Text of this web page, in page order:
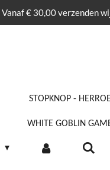
Vanaf € 30,00 verzenden
STOPKNOP -
WHITE GOBLIN